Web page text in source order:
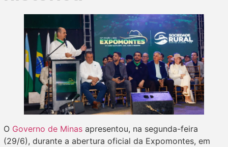
O Governo de Minas apresentou, na segunda-feira
(29/6), durante a abertura oficial da Expomontes, em